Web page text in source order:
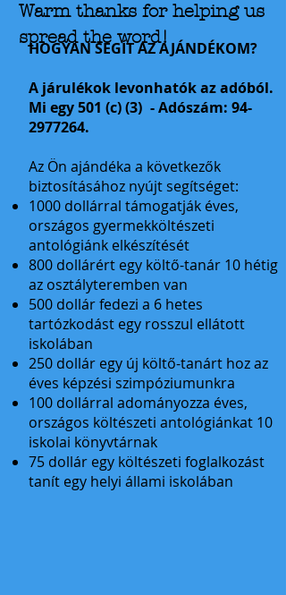
Warm thanks for helping us
spread the word!
HOGYAN SEGÍT AZ AJÁNDÉKOM?
A járulékok levonhatók az adóból.
Mi egy 501 (c) (3) - Adószám: 94-
2977264.
Az Ön ajándéka a következők
biztosításához nyújt segítséget:
1000 dollárral támogatják éves,
országos gyermekköltészeti
antológiánk elkészítését
800 dollárért egy költő-tanár 10 hétig
az osztályteremben van
500 dollár fedezi a 6 hetes
tartózkodást egy rosszul ellátott
iskolában
250 dollár egy új költő-tanárt hoz az
éves képzési szimpóziumunkra
100 dollárral adományozza éves,
országos költészeti antológiánkat 10
iskolai könyvtárnak
75 dollár egy költészeti foglalkozást
tanít egy helyi állami iskolában